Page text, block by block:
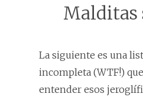
Malditas
La siguiente es una
incompleta (WTF!)
entender esos